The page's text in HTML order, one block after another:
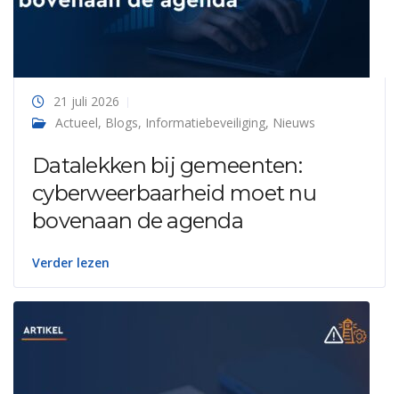
21 juli 2026
Actueel, Blogs, Informatiebeveiliging, Nieuws
Datalekken bij gemeenten:
cyberweerbaarheid moet nu
bovenaan de agenda
Verder lezen